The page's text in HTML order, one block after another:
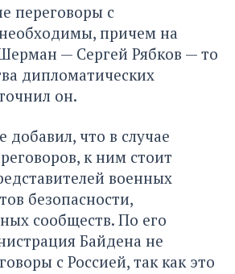
переговоры с
причем на
— Сергей Рябков — то
дипломатических
он.
добавил, что в случае
к ним стоит
военных
безопасности,
сообществ. По его
Байдена не
с Россией, так как это